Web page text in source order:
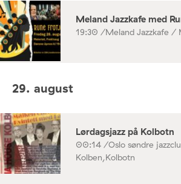
Meland Jazzkafe med
19:30 /Meland Jazzkafe /
29. august
Lørdagsjazz på Kolbotn
00:14 /Oslo søndre
Kolben,Kolbotn